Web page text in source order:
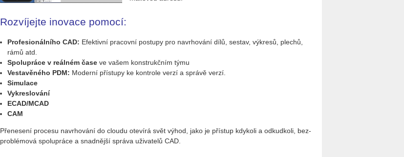
Rozvíjejte inovace pomocí:
Pro­fe­si­o­nál­ní­ho CAD: Efek­tiv­ní pra­cov­ní po­stu­py pro na­vr­ho­vá­ní dílů, se­stav, vý­kre­sů, plechů,
rámů atd.
Spo­lu­prá­ce v re­ál­ném čase ve vašem kon­strukč­ním týmu
Ve­sta­vě­né­ho PDM: Mo­der­ní pří­stu­py ke kon­t­ro­le verzí a sprá­vě verzí.
Si­mu­la­ce
Vy­kres­lo­vá­ní
ECAD/MCAD
CAM
Pře­ne­se­ní pro­ce­su na­vr­ho­vá­ní do clou­du ote­ví­rá svět výhod, jako je pří­stup kdy­ko­li a od­kud­ko­li, bez­
pro­blé­mo­vá spo­lu­prá­ce a snad­něj­ší sprá­va uži­va­te­lů CAD.